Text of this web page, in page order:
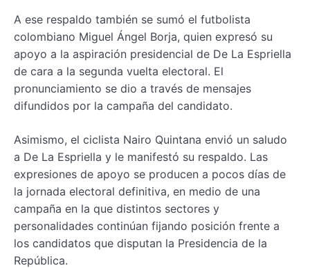
A ese respaldo también se sumó el futbolista
colombiano Miguel Ángel Borja, quien expresó su
apoyo a la aspiración presidencial de De La Espriella
de cara a la segunda vuelta electoral. El
pronunciamiento se dio a través de mensajes
difundidos por la campaña del candidato.
Asimismo, el ciclista Nairo Quintana envió un saludo
a De La Espriella y le manifestó su respaldo. Las
expresiones de apoyo se producen a pocos días de
la jornada electoral definitiva, en medio de una
campaña en la que distintos sectores y
personalidades continúan fijando posición frente a
los candidatos que disputan la Presidencia de la
República.